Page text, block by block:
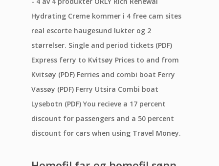
Hydrating Creme kommer i 4 free cam sites
real escorte haugesund lukter og 2
størrelser. Single and period tickets (PDF)
Express ferry to Kvitsøy Prices to and from
Kvitsøy (PDF) Ferries and combi boat Ferry
Vassøy (PDF) Ferry Utsira Combi boat
Lysebotn (PDF) You recieve a 17 percent
discount for passengers and a 50 percent
discount for cars when using Travel Money.